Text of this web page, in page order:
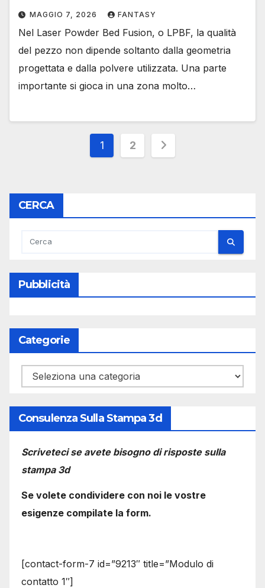
MAGGIO 7, 2026 FANTASY
Nel Laser Powder Bed Fusion, o LPBF, la qualità
del pezzo non dipende soltanto dalla geometria
progettata e dalla polvere utilizzata. Una parte
importante si gioca in una zona molto…
Paginazione
1 2
CERCA
Pubblicità
Categorie
Categorie
Consulenza Sulla Stampa 3d
Scriveteci se avete bisogno di risposte sulla
stampa 3d
Se volete condividere con noi le vostre
esigenze compilate la form.
[contact-form-7 id=”9213″ title=”Modulo di
contatto 1″]